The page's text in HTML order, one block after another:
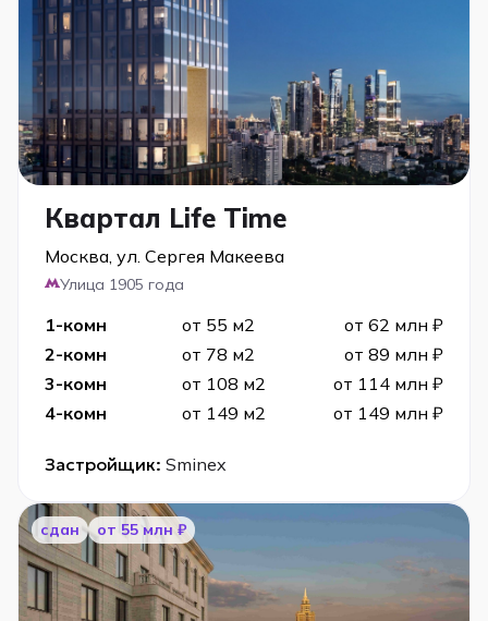
Квартал Life Time
Москва, ул. Сергея Макеева
Улица 1905 года
1-комн от 55 м2
от 62 млн ₽
2-комн
от 78 м2
от 89 млн ₽
3-комн
от 108 м2
от 114 млн ₽
4-комн
от 149 м2 от 149 млн ₽
Застройщик: Sminex
сдан от 55 млн ₽